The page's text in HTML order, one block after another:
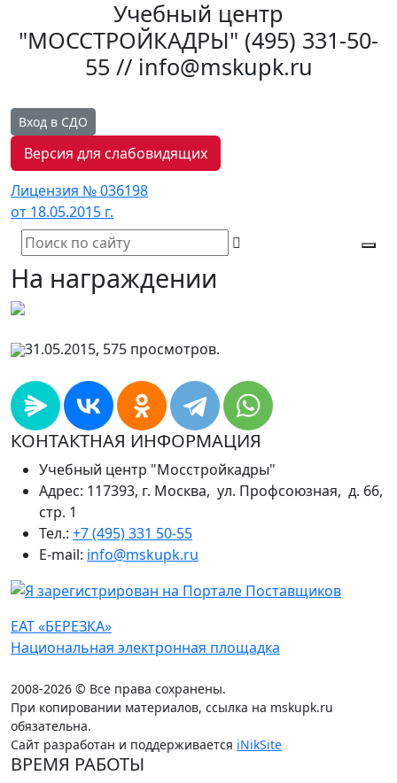
Учебный центр
"МОССТРОЙКАДРЫ" (495) 331-50-
55 // info@mskupk.ru
Вход в СДО
Версия для слабовидящих
Лицензия № 036198
от 18.05.2015 г.
На награждении
31.05.2015, 575 просмотров.
КОНТАКТНАЯ ИНФОРМАЦИЯ
Учебный центр "Мосстройкадры"
Адрес: 117393, г. Москва, ул. Профсоюзная, д. 66,
стр. 1
Тел.: +7 (495) 331 50-55
E-mail: info@mskupk.ru
ЕАТ «БЕРЕЗКА»
Национальная электронная площадка
2008-2026 © Все права сохранены.
При копировании материалов, ссылка на mskupk.ru
обязательна.
Сайт разработан и поддерживается iNikSite
ВРЕМЯ РАБОТЫ